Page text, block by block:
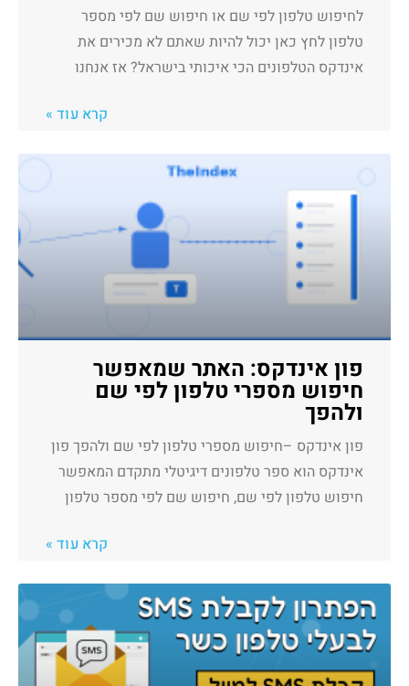
לחיפוש טלפון לפי שם או חיפוש שם לפי מספר
טלפון לחץ כאן יכול להיות שאתם לא מכירים את
אינדקס הטלפונים הכי איכותי בישראל? אז אנחנו
קרא עוד »
פון אינדקס: האתר שמאפשר
חיפוש מספרי טלפון לפי שם
ולהפך
פון אינדקס –חיפוש מספרי טלפון לפי שם ולהפך פון
אינדקס הוא ספר טלפונים דיגיטלי מתקדם המאפשר
חיפוש טלפון לפי שם, חיפוש שם לפי מספר טלפון
קרא עוד »